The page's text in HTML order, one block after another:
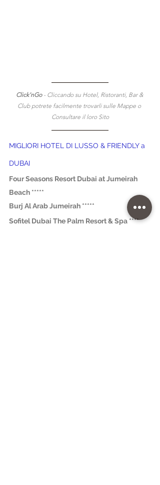
Click'nGo - Cliccando su Hotel, Ristoranti, Bar &
Club potrete facilmente trovarli sulle Mappe o
Consultare il loro Sito
MIGLIORI HOTEL DI LUSSO & FRIENDLY a
DUBAI
Four Seasons Resort Dubai at Jumeirah
Beach *****
Burj Al Arab Jumeirah *****
Sofitel Dubai The Palm Resort & Spa ****